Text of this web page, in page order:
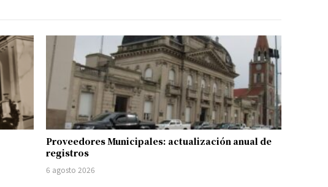
Proveedores Municipales: actualización anual de
registros
6 agosto 2026